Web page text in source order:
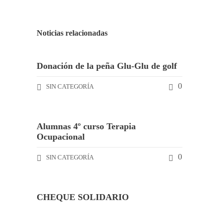
Noticias relacionadas
Donación de la peña Glu-Glu de golf
SIN CATEGORÍA 0
Alumnas 4º curso Terapia
Ocupacional
SIN CATEGORÍA 0
CHEQUE SOLIDARIO